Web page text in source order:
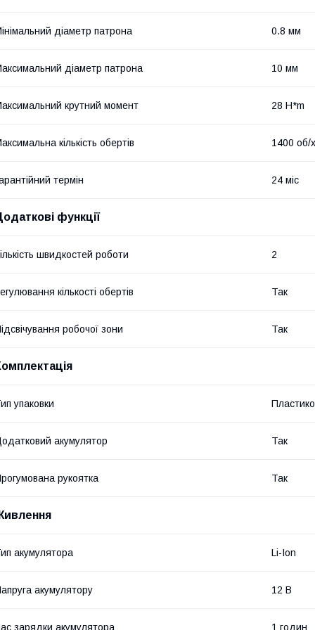
діаметр патрона 0.8 мм
діаметр патрона 10 мм
крутний момент 28 H*m
кількість обертів 1400 об/
термін 24 міс
функції
швидкостей роботи 2
кількості обертів Так
робочої зони Так
упаковки
акумулятор Так
рукоятка Так
акумулятора Li-Ion
акумулятору 12 В
зарядки акумулятора 1 годин